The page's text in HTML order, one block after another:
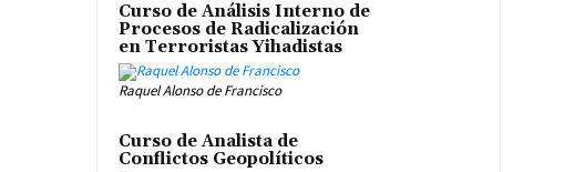
Curso de Análisis Interno de
Procesos de Radicalización
en Terroristas Yihadistas
Raquel Alonso de Francisco
Curso de Analista de
Conflictos Geopolíticos